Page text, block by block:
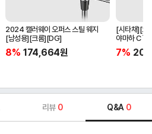
2024 캘러웨이 오퍼스 스틸 웨지
[남성용][크롬][DG]
8% 174,664원
[시타채][오
야마하 C`s
[여성용][화
ORIGINAL]
7%
리뷰 0 Q&A 0